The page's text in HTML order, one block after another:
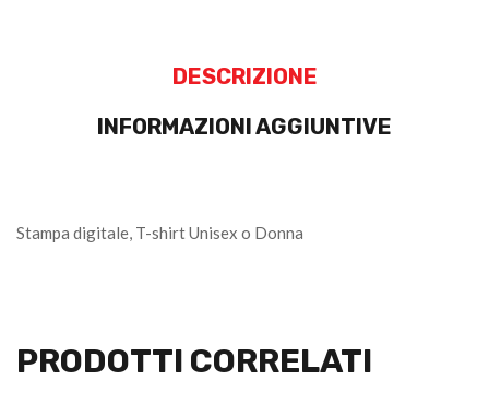
DESCRIZIONE
INFORMAZIONI AGGIUNTIVE
Stampa digitale, T-shirt Unisex o Donna
PRODOTTI CORRELATI